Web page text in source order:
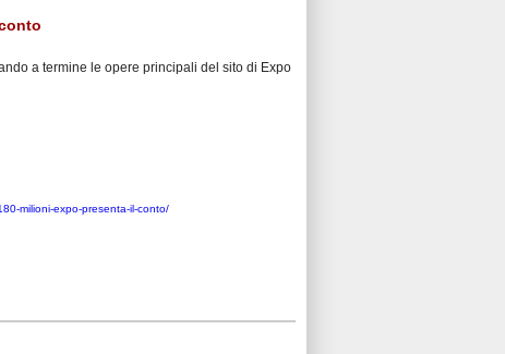
a termine le opere principali del sito di Expo
milioni-expo-presenta-il-conto/